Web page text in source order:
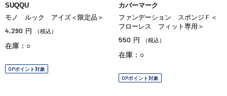
SUQQU
モノ ルック アイズ＜限定品＞
4,290 円 （税込）
在庫：○
OPポイント対象
カバーマーク
ファンデーション スポンジＦ＜
フローレス フィット専用＞
550 円 （税込）
在庫：○
OPポイント対象